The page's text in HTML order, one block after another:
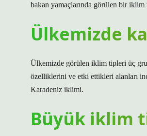
bakan yamaçlarında görülen bir iklim
Ülkemizde
Ülkemizde görülen iklim tipleri üç
özelliklerini ve etki ettikleri alanları
Karadeniz iklimi.
Büyük iklim